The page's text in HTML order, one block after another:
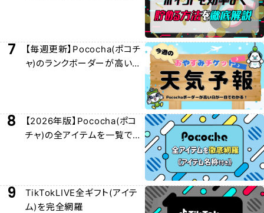
7
【毎週更新】Pococha(ポコチ
ャ)のランクボーダーが高い日
8
【2026年版】Pococha(ポコ
チャ)の全アイテムを一覧でわ
9
TikTokLIVE全ギフト(アイテ
ム)を完全網羅